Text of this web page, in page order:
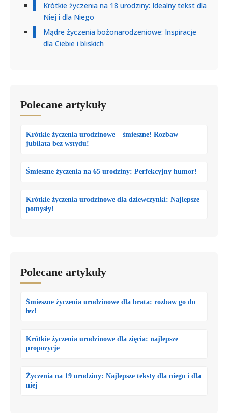
Krótkie życzenia na 18 urodziny: Idealny tekst dla
Niej i dla Niego
Mądre życzenia bożonarodzeniowe: Inspiracje
dla Ciebie i bliskich
Polecane artykuły
Krótkie życzenia urodzinowe – śmieszne! Rozbaw
jubilata bez wstydu!
Śmieszne życzenia na 65 urodziny: Perfekcyjny humor!
Krótkie życzenia urodzinowe dla dziewczynki: Najlepsze
pomysły!
Polecane artykuły
Śmieszne życzenia urodzinowe dla brata: rozbaw go do
łez!
Krótkie życzenia urodzinowe dla zięcia: najlepsze
propozycje
Życzenia na 19 urodziny: Najlepsze teksty dla niego i dla
niej